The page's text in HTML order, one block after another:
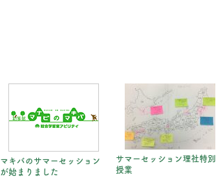
マキバのサマーセッション
が始まりました
サマーセッション理社特別
授業